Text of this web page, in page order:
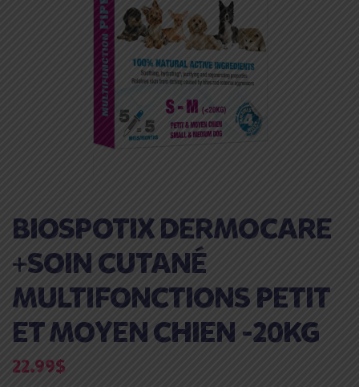
BIOSPOTIX DERMOCARE
+SOIN CUTANÉ
MULTIFONCTIONS PETIT
ET MOYEN CHIEN -20KG
22.99$